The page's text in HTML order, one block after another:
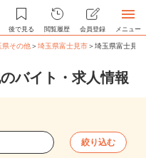
後で見る 閲覧履歴 会員登録 メニュー
県その他＞埼玉県富士見市＞埼玉県富士見
バイト・求人情報
絞り込む